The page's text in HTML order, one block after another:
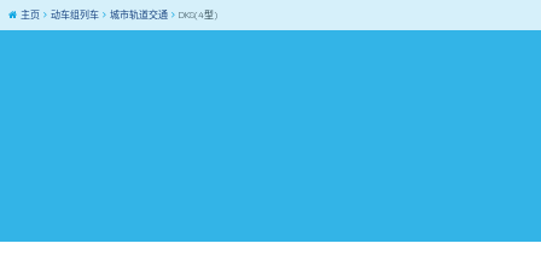
主页 动车组列车 城市轨道交通 DK8(4型)